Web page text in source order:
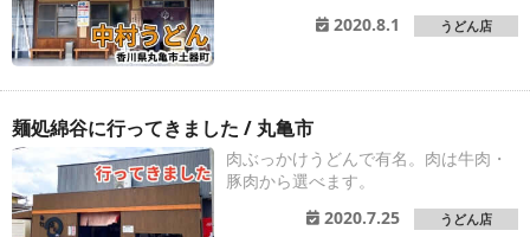
2020.8.1
うどん店
麺処綿谷に行ってきました / 丸亀市
肉ぶっかけうどんで有名。肉は牛肉・
豚肉から選べます。
2020.7.25
うどん店